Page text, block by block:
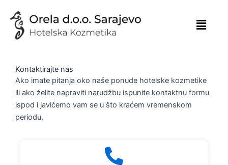
content
Kontaktirajte nas
Ako imate pitanja oko naše ponude hotelske kozmetike
ili ako želite napraviti narudžbu ispunite kontaktnu formu
ispod i javićemo vam se u što kraćem vremenskom
periodu.